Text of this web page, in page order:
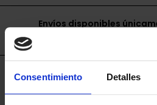
Consentimiento Detalles
Envíos disponibles
Financia a plazos con
+ info